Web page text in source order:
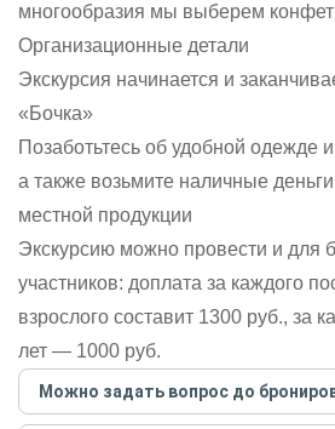
многообразия мы выберем
Организационные детали
Экскурсия начинается и
«Бочка»
Позаботьтесь об удобной одежде
а также возьмите наличные
местной продукции
Экскурсию можно провести и для
участников: доплата за каждого
взрослого составит 1300 руб., за
лет — 1000 руб.
Можно задать вопрос до